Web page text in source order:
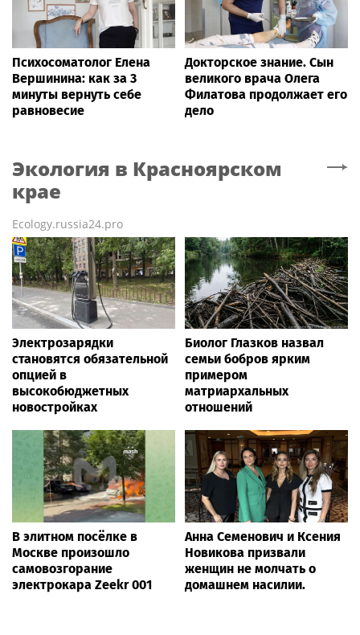
Психосоматолог Елена
Вершинина: как за 3
минуты вернуть себе
равновесие
Докторское знание. Сын
великого врача Олега
Филатова продолжает его
дело
Экология в Красноярском
крае
Ecology.russia24.pro
Электрозарядки
становятся обязательной
опцией в
высокобюджетных
новостройках
Биолог Глазков назвал
семьи бобров ярким
примером
матриархальных
отношений
В элитном посёлке в
Москве произошло
самовозгорание
электрокара Zeekr 001
Анна Семенович и Ксения
Новикова призвали
женщин не молчать о
домашнем насилии.